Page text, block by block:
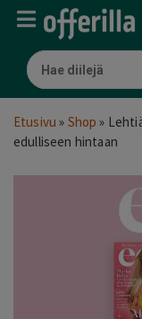
Etusivu » Shop »
edulliseen hintaan